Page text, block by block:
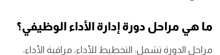
ما هي مراحل دورة إدارة الأداء الوظيفي؟
مراحل الدورة تشمل: التخطيط للأداء، مراقبة الأداء،